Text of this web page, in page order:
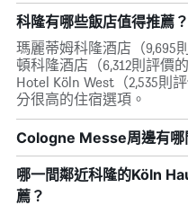
科隆有哪些飯店值得推薦？
瑪麗蒂姆科隆酒店（9,695
頓科隆酒店（6,312則評價
Hotel Köln West（2,535則
分很高的住宿選項。
Cologne Messe周邊有哪
哪一間鄰近科隆的Köln
薦？